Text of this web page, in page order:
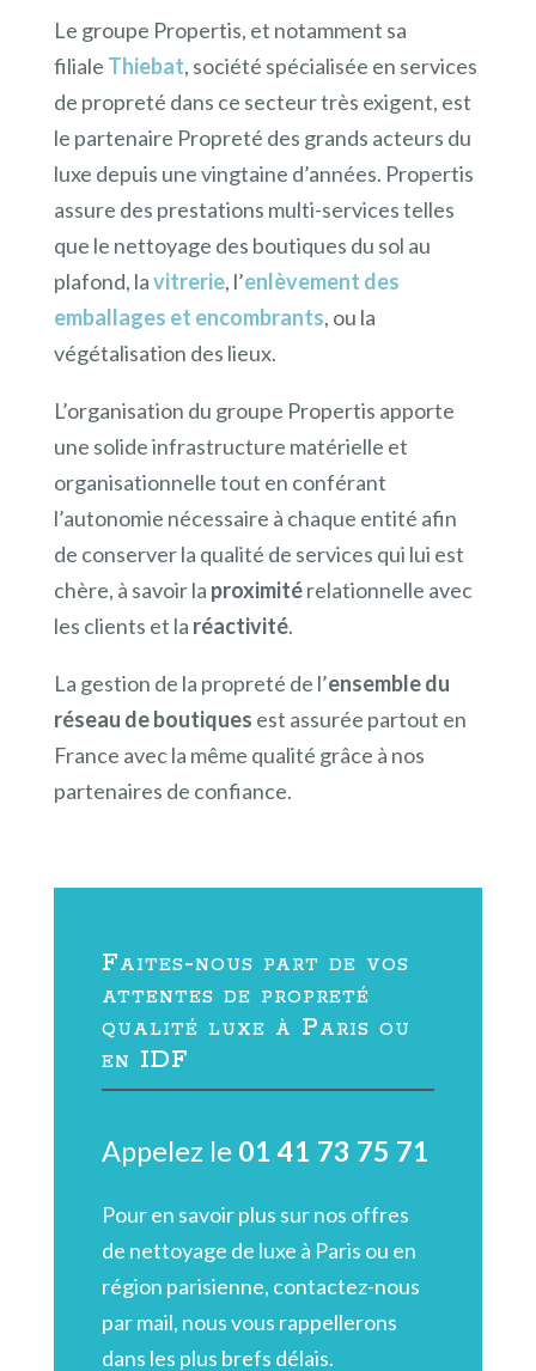
Le groupe Propertis, et notamment sa
filiale Thiebat, société spécialisée en services
de propreté dans ce secteur très exigent, est
le partenaire Propreté des grands acteurs du
luxe depuis une vingtaine d’années. Propertis
assure des prestations multi-services telles
que le nettoyage des boutiques du sol au
plafond, lavitrerie, l’enlèvement des
emballages et encombrants, ou la
végétalisation des lieux.
L’organisation du groupe Propertis apporte
une solide infrastructure matérielle et
organisationnelle tout en conférant
l’autonomie nécessaire à chaque entité afin
de conserver la qualité de services qui lui est
chère, à savoir la proximitérelationnelle avec
les clients et la réactivité.
La gestion de la propreté de l’ensemble du
réseau de boutiques est assurée partout en
France avec la même qualité grâce à nos
partenaires de confiance.
Faites-nous part de vos
attentes de propreté
qualité luxe à Paris ou
en IDF
Appelez le 01 41 73 75 71
Pour en savoir plus sur nos offres
de nettoyage de luxe à Paris ou en
région parisienne, contactez-nous
par mail, nous vous rappellerons
dans les plus brefs délais.